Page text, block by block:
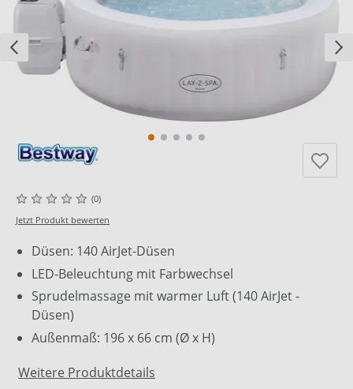
(0)
Jetzt Produkt bewerten
Düsen: 140 AirJet-Düsen
LED-Beleuchtung mit Farbwechsel
Sprudelmassage mit warmer Luft (140 AirJet -
Düsen)
Außenmaß: 196 x 66 cm (Ø x H)
Weitere Produktdetails